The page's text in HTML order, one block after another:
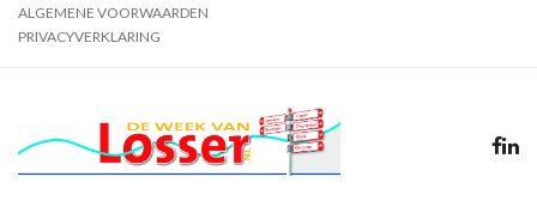
ALGEMENE VOORWAARDEN
PRIVACYVERKLARING